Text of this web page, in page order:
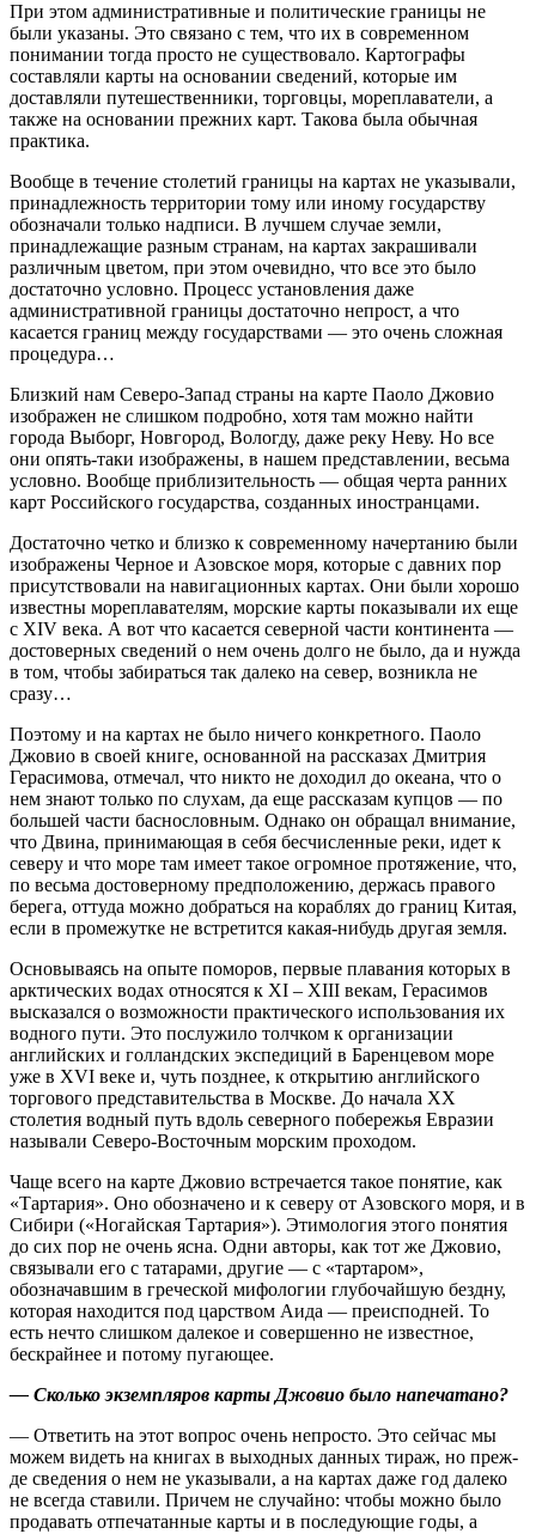
При этом административные и политические границы не
были указаны. Это связано с тем, что их в современном
понимании тогда просто не существовало. Картографы
составляли карты на основании сведений, которые им
доставляли путешественники, торговцы, мореплаватели, а
также на основании прежних карт. Такова была обычная
практика.
Вообще в течение столетий границы на картах не указывали,
принадлежность территории тому или иному государству
обозначали только надписи. В лучшем случае земли,
принадлежащие разным странам, на картах закрашивали
различным цветом, при этом очевидно, что все это было
достаточно условно. Процесс установления даже
административной границы достаточно непрост, а что
касается границ между государствами — это очень сложная
процедура…
Близкий нам Северо-Запад страны на карте Паоло Джовио
изображен не слишком подробно, хотя там можно найти
города Выборг, Новгород, Вологду, даже реку Неву. Но все
они опять‑таки изображены, в нашем представлении, весьма
условно. Вообще приблизительность — общая черта ранних
карт Российского государства, созданных иностранцами.
Достаточно четко и близко к современному начертанию были
изображены Черное и Азовское моря, которые с давних пор
присутствовали на навигационных картах. Они были хорошо
известны мореплавателям, морские карты показывали их еще
с XIV века. А вот что касается северной части континента —
достоверных сведений о нем очень долго не было, да и нужда
в том, чтобы забираться так далеко на север, возникла не
сразу…
Поэтому и на картах не было ничего конкретного. Паоло
Джовио в своей книге, основанной на рассказах Дмитрия
Герасимова, отмечал, что никто не доходил до океана, что о
нем знают только по слухам, да еще рассказам купцов — по
большей части басно­словным. Однако он обращал внимание,
что Двина, принимающая в себя бесчисленные реки, идет к
северу и что море там имеет такое огромное протяжение, что,
по весьма достоверному предположению, держась правого
берега, оттуда можно добраться на кораблях до границ Китая,
если в промежутке не встретится какая‑нибудь другая земля.
Основываясь на опыте поморов, первые плавания которых в
арктических водах относятся к XI – XIII векам, Герасимов
высказался о возможности практического использования их
водного пути. Это послужило толчком к организации
английских и голландских экспедиций в Баренцевом море
уже в XVI веке и, чуть позднее, к открытию английского
торгового представительства в Москве. До начала XX
столетия водный путь вдоль северного побережья Евразии
называли Северо-Восточным морским проходом.
Чаще всего на карте Джовио встречается такое понятие, как
«Тартария». Оно обозначено и к северу от Азовского моря, и в
Сибири («Ногайская Тартария»). Этимология этого понятия
до сих пор не очень ясна. Одни авторы, как тот же Джовио,
связывали его с татарами, другие — с «тартаром»,
обозначавшим в греческой мифологии глубочайшую бездну,
которая находится под царством Аида — преисподней. То
есть нечто слишком далекое и совершенно не известное,
бескрайнее и потому пугающее.
— Сколько экземпляров карты Джовио было напечатано?
— Ответить на этот вопрос очень непросто. Это сейчас мы
можем видеть на книгах в выходных данных тираж, но преж­
де сведения о нем не указывали, а на картах даже год далеко
не всегда ставили. Причем не случайно: чтобы можно было
продавать отпечатанные карты и в последующие годы, а